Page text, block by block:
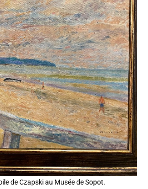
de Czapski au Musée de Sopot.